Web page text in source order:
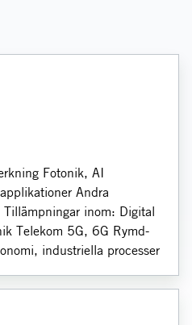
Fotonik, AI
Andra
inom: Digital
Telekom 5G, 6G Rymd-
industriella processer